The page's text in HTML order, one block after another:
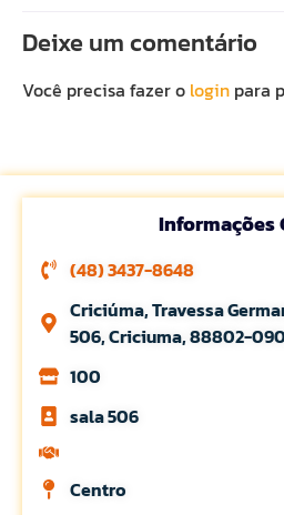
Deixe um comentário
Você precisa fazer o login para
Informações
(48) 3437-8648
Criciúma, Travessa
506, Criciuma, 88802-
100
sala 506
Centro